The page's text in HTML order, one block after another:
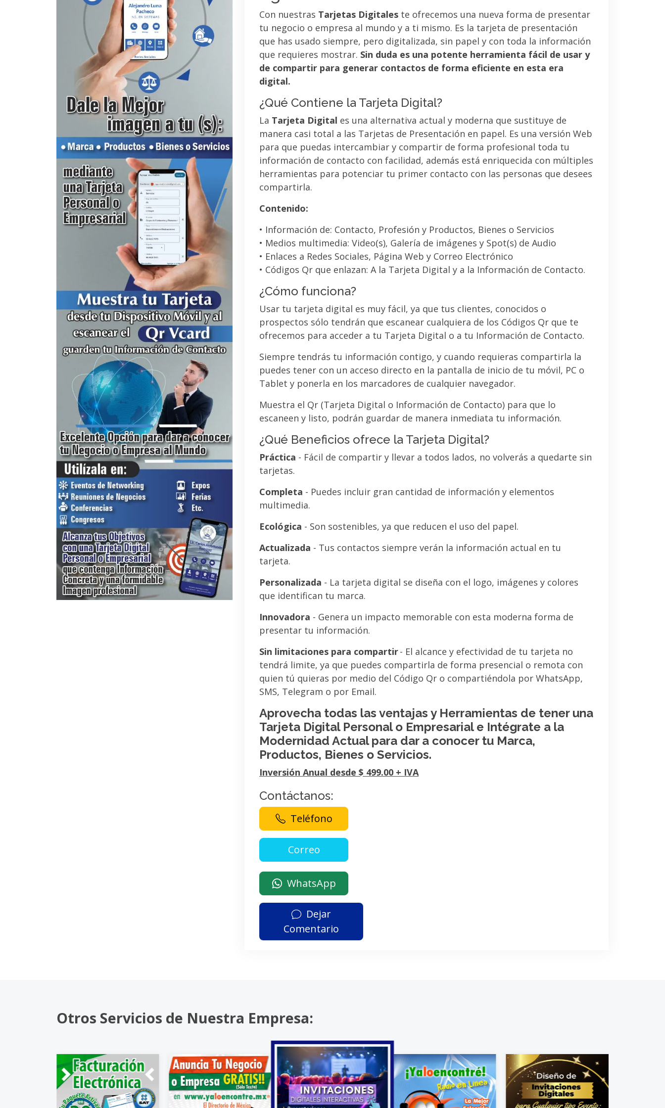
Con nuestras Tarjetas Digitales te ofrecemos una nueva forma de presentar
tu negocio o empresa al mundo y a ti mismo. Es la tarjeta de presentación
que has usado siempre, pero digitalizada, sin papel y con toda la información
que requieres mostrar. Sin duda es una potente herramienta fácil de usar y
de compartir para generar contactos de forma eficiente en esta era
digital.
¿Qué Contiene la Tarjeta Digital?
La Tarjeta Digital es una alternativa actual y moderna que sustituye de
manera casi total a las Tarjetas de Presentación en papel. Es una versión Web
para que puedas intercambiar y compartir de forma profesional toda tu
información de contacto con facilidad, además está enriquecida con múltiples
herramientas para potenciar tu primer contacto con las personas que desees
compartirla.
Contenido:
• Información de: Contacto, Profesión y Productos, Bienes o Servicios
• Medios multimedia: Video(s), Galería de imágenes y Spot(s) de Audio
• Enlaces a Redes Sociales, Página Web y Correo Electrónico
• Códigos Qr que enlazan: A la Tarjeta Digital y a la Información de Contacto.
¿Cómo funciona?
Usar tu tarjeta digital es muy fácil, ya que tus clientes, conocidos o
prospectos sólo tendrán que escanear cualquiera de los Códigos Qr que te
ofrecemos para acceder a tu Tarjeta Digital o a tu Información de Contacto.
Siempre tendrás tu información contigo, y cuando requieras compartirla la
puedes tener con un acceso directo en la pantalla de inicio de tu móvil, PC o
Tablet y ponerla en los marcadores de cualquier navegador.
Muestra el Qr (Tarjeta Digital o Información de Contacto) para que lo
escaneen y listo, podrán guardar de manera inmediata tu información.
¿Qué Beneficios ofrece la Tarjeta Digital?
Práctica - Fácil de compartir y llevar a todos lados, no volverás a quedarte sin
tarjetas.
Completa - Puedes incluir gran cantidad de información y elementos
multimedia.
Ecológica - Son sostenibles, ya que reducen el uso del papel.
Actualizada - Tus contactos siempre verán la información actual en tu
tarjeta.
Personalizada - La tarjeta digital se diseña con el logo, imágenes y colores
que identifican tu marca.
Innovadora - Genera un impacto memorable con esta moderna forma de
presentar tu información.
Sin limitaciones para compartir- El alcance y efectividad de tu tarjeta no
tendrá limite, ya que puedes compartirla de forma presencial o remota con
quien tú quieras por medio del Código Qr o compartiéndola por WhatsApp,
SMS, Telegram o por Email.
Aprovecha todas las ventajas y Herramientas de tener una
Tarjeta Digital Personal o Empresarial e Intégrate a la
Modernidad Actual para dar a conocer tu Marca,
Productos, Bienes o Servicios.
Inversión Anual desde $ 499.00 + IVA
Contáctanos:
Teléfono
WhatsApp
Dejar
Comentario
Otros Servicios de Nuestra Empresa: